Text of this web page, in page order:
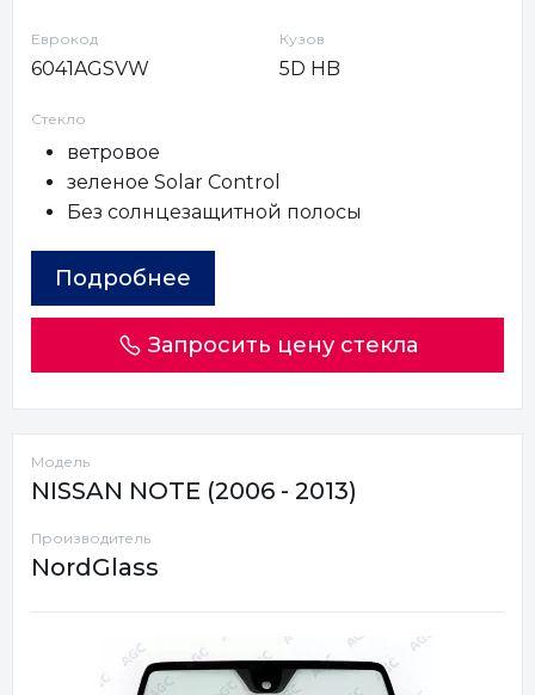
Еврокод
6041AGSVW
Кузов
5D HB
Стекло
ветровое
зеленое Solar Control
Без солнцезащитной полосы
Подробнее
Запросить цену стекла
Модель
NISSAN NOTE (2006 - 2013)
Производитель
NordGlass